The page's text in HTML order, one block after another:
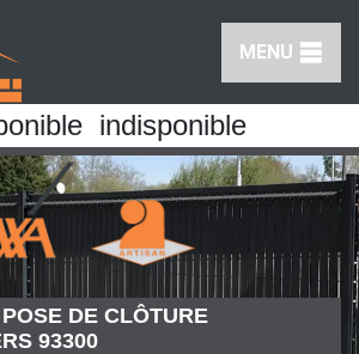
MENU
indisponible
DE CLÔTURE
93300